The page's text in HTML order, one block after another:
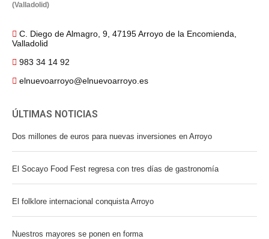
(Valladolid)
C. Diego de Almagro, 9, 47195 Arroyo de la Encomienda,
Valladolid
983 34 14 92
elnuevoarroyo@elnuevoarroyo.es
ÚLTIMAS NOTICIAS
Dos millones de euros para nuevas inversiones en Arroyo
El Socayo Food Fest regresa con tres días de gastronomía
El folklore internacional conquista Arroyo
Nuestros mayores se ponen en forma